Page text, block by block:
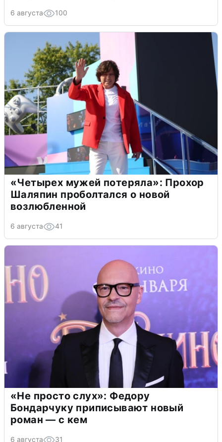
6 августа 100
«Четырех мужей потеряла»: Прохор
Шаляпин проболтался о новой
возлюбленной
6 августа 41
«Не просто слух»: Федору
Бондарчуку приписывают новый
роман — с кем
6 августа 31